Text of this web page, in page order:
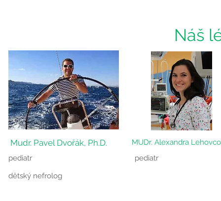
Náš
Mudr. Pavel Dvořák, Ph.D.
pediatr
dětský nefrolog
MUDr. Alexandra
pediatr